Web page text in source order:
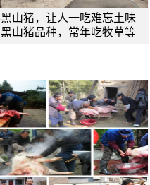
山猪，让人一吃难忘土味
山猪品种，常年吃牧草等